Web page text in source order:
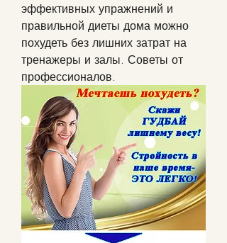
эффективных упражнений и
правильной диеты дома можно
похудеть без лишних затрат на
тренажеры и залы. Советы от
профессионалов.